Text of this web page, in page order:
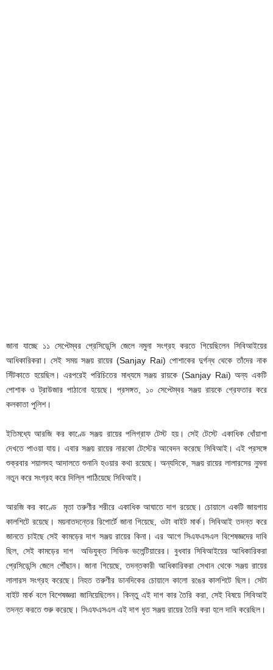
জানা যাচ্ছে ১১ সেপ্টেম্বর প্রেসিডেন্সি জেলে নমুনা সংগ্রহ করতে গিয়েছিলেন সিবিআইয়ের
আধিকারিকরা। সেই সময় সঞ্জয় রায়ের (Sanjay Rai) পোশাকের দুর্গন্ধ থেকে তাঁদের নাক
সিঁটকাতে হয়েছিল। এরপরেই পরিচিতের মাধ্যমে সঞ্জয় রায়কে (Sanjay Rai) অন্য একটি
পোশাক ও ট্রাউজার পাঠানো হয়েছে। প্রসঙ্গত, ১০ সেপ্টেম্বর সঞ্জয় রায়কে গ্রেফতার করে
কলকাতা পুলিশ।
ইতিমধ্যে আরজি কর কাণ্ডে সঞ্জয় রায়ের পলিগ্রাফ টেস্ট হয়। সেই টেস্টে একাধিক ধোঁয়াশা
দেখতে পাওয়া যায়। এবার সঞ্জয় রায়ের নারকো টেস্টের আবেদন করেছে সিবিআই। এই প্রসঙ্গে
শুক্রবার শয়ালদহ আদালতে শুনানি হওয়ার কথা রয়েছে। অন্যদিকে, সঞ্জয় রায়ের লালারসের নুমনা
নতুন করে সংগ্রহ করে দিল্লি পাঠিয়েছে সিবিআই।
আরজি কর কাণ্ডে মৃতা তরুণীর শরীরে একাধিক আঘাতে দাগ রয়েছে। চোয়ালে একটি জায়গায়
কালশিটে রয়েছে। ময়নাতদন্তের রিপোর্টে জানা গিয়েছে, ওটা বাইট মার্ক। সিবিআই তদন্ত করে
জানতে চাইছে সেই কামড়ের দাগ সঞ্জয় রায়ের কিনা। এর আগে সিএফএসএল বিশেষজ্ঞদের দাবি
ছিল, সেই কামড়ের দাগ অভিযুক্ত সিভিক ভলেন্টিয়ারের। বুধবার সিবিআইয়ের আধিকারিকরা
প্রেসিডেন্সি জেলে পৌঁছান। জানা গিয়েছে, তদন্তকারী আধিকারিকরা সেখান থেকে সঞ্জয় রায়ের
লালারস সংগ্রহ করেছে। নিহত তরুণীর ডানদিকের চোয়ালে কালো রঙের কালশিটে ছিল। সেটা
বাইট মার্ক বলে বিশেষজ্ঞরা জানিয়েছিলেন। কিন্তু এই দাগ কার তৈরি করা, সেই বিষয়ে সিবিআই
তদন্ত করতে শুরু করেছে। সিএফএসএল এই দাগ ধৃত সঞ্জয় রায়ের তৈরি করা হলে দাবি করেছিল।